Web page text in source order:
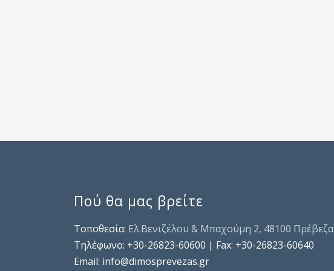
Πού θα μας βρείτε
Τοποθεσία: Ελ.Βενιζέλου & Μπαχούμη 2, 48100 Πρέβεζα
Τηλέφωνo: +30-26823-60600 | Fax: +30-26823-60640
Email: info@dimosprevezas.gr